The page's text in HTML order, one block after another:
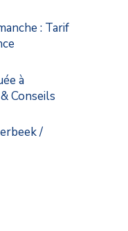
: Tarif
à
Conseils
/